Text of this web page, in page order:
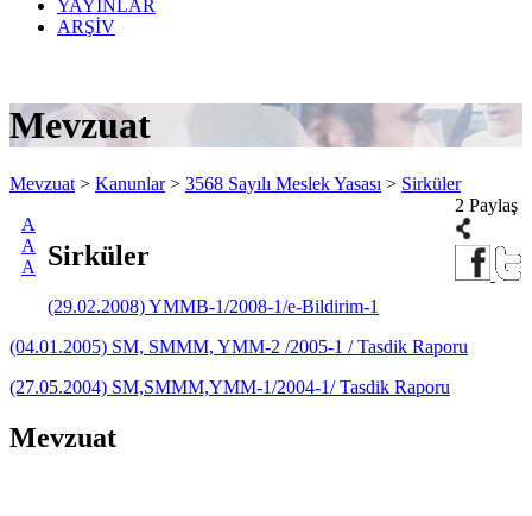
YAYINLAR
ARŞİV
Mevzuat
Mevzuat > Kanunlar> 3568 Sayılı Meslek Yasası > Sirküler
A
A
A
2 Paylaş
Sirküler
(29.02.2008) YMMB-1/2008-1/e-Bildirim-1
(04.01.2005) SM, SMMM, YMM-2 /2005-1 / Tasdik Raporu
(27.05.2004) SM,SMMM,YMM-1/2004-1/ Tasdik Raporu
Mevzuat